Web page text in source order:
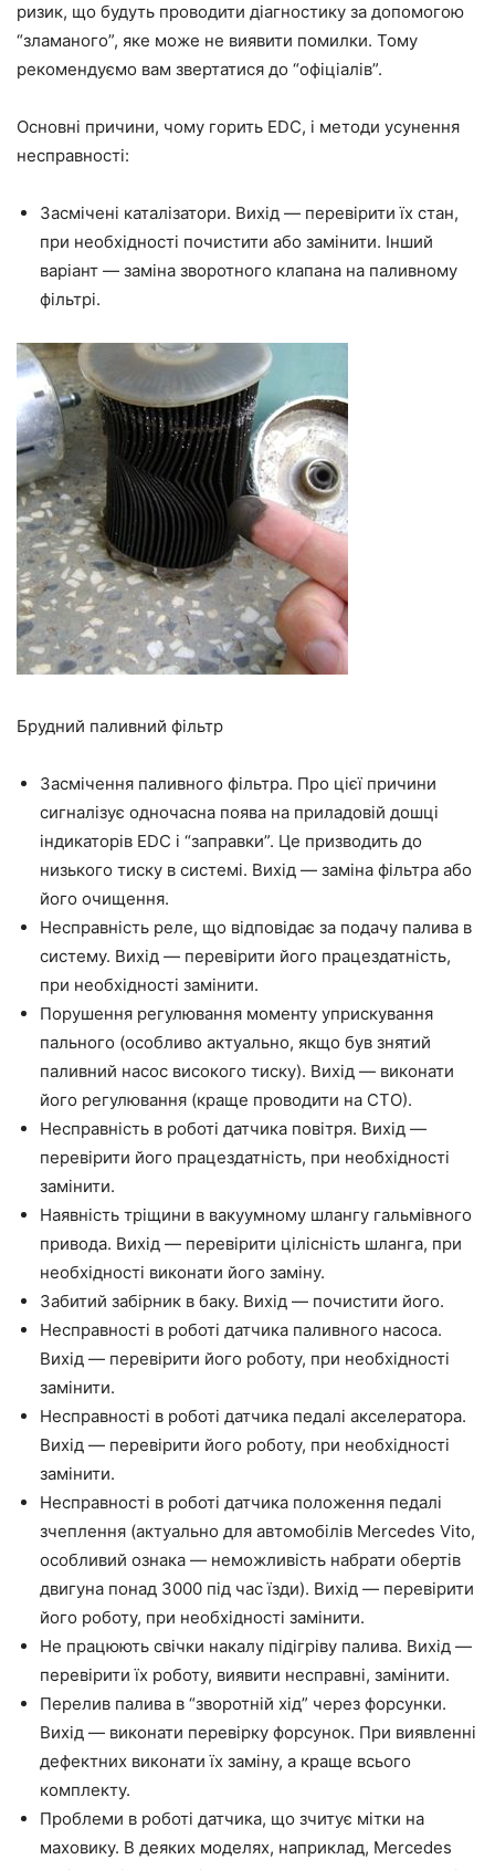
ризик, що будуть проводити діагностику за допомогою
“зламаного”, яке може не виявити помилки. Тому
рекомендуємо вам звертатися до “офіціалів”.
Основні причини, чому горить EDC, і методи усунення
несправності:
Засмічені каталізатори. Вихід — перевірити їх стан,
при необхідності почистити або замінити. Інший
варіант — заміна зворотного клапана на паливному
фільтрі.
Брудний паливний фільтр
Засмічення паливного фільтра. Про цієї причини
сигналізує одночасна поява на приладовій дошці
індикаторів EDC і “заправки”. Це призводить до
низького тиску в системі. Вихід — заміна фільтра або
його очищення.
Несправність реле, що відповідає за подачу палива в
систему. Вихід — перевірити його працездатність,
при необхідності замінити.
Порушення регулювання моменту уприскування
пального (особливо актуально, якщо був знятий
паливний насос високого тиску). Вихід — виконати
його регулювання (краще проводити на СТО).
Несправність в роботі датчика повітря. Вихід —
перевірити його працездатність, при необхідності
замінити.
Наявність тріщини в вакуумному шлангу гальмівного
привода. Вихід — перевірити цілісність шланга, при
необхідності виконати його заміну.
Забитий забірник в баку. Вихід — почистити його.
Несправності в роботі датчика паливного насоса.
Вихід — перевірити його роботу, при необхідності
замінити.
Несправності в роботі датчика педалі акселератора.
Вихід — перевірити його роботу, при необхідності
замінити.
Несправності в роботі датчика положення педалі
зчеплення (актуально для автомобілів Mercedes Vito,
особливий ознака — неможливість набрати обертів
двигуна понад 3000 під час їзди). Вихід — перевірити
його роботу, при необхідності замінити.
Не працюють свічки накалу підігріву палива. Вихід —
перевірити їх роботу, виявити несправні, замінити.
Перелив палива в “зворотній хід” через форсунки.
Вихід — виконати перевірку форсунок. При виявленні
дефектних виконати їх заміну, а краще всього
комплекту.
Проблеми в роботі датчика, що зчитує мітки на
маховику. В деяких моделях, наприклад, Mercedes